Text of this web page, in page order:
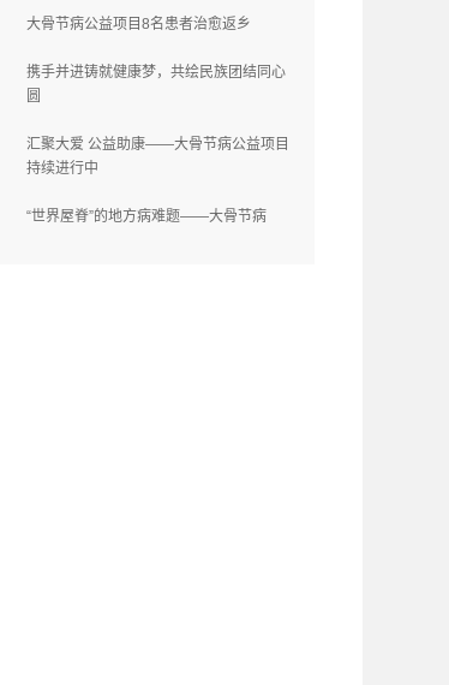
大骨节病公益项目8名患者治愈返乡
携手并进铸就健康梦，共绘民族团结同心
圆
汇聚大爱 公益助康——大骨节病公益项目
持续进行中
“世界屋脊”的地方病难题——大骨节病